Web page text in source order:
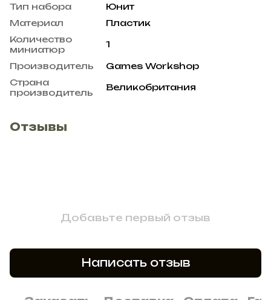
Тип набора
Юнит
Материал
Пластик
Количество
миниатюр
1
Производитель
Games Workshop
Страна
производитель
Великобритания
Отзывы
Добавьте первый отзыв
Написать отзыв